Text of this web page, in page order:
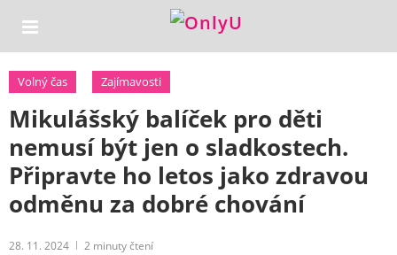
Volný čas Zajímavosti
Mikulášský balíček pro děti
nemusí být jen o sladkostech.
Připravte ho letos jako zdravou
odměnu za dobré chování
28. 11. 2024 2 minuty čtení